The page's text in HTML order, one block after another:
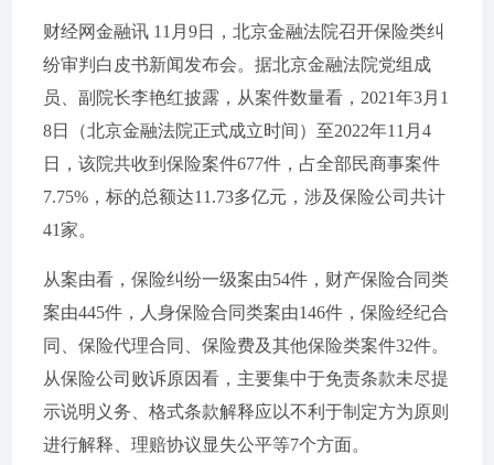
财经网金融讯 11月9日，北京金融法院召开保险类纠
纷审判白皮书新闻发布会。据北京金融法院党组成
员、副院长李艳红披露，从案件数量看，2021年3月1
8日（北京金融法院正式成立时间）至2022年11月4
日，该院共收到保险案件677件，占全部民商事案件
7.75%，标的总额达11.73多亿元，涉及保险公司共计
41家。
从案由看，保险纠纷一级案由54件，财产保险合同类
案由445件，人身保险合同类案由146件，保险经纪合
同、保险代理合同、保险费及其他保险类案件32件。
从保险公司败诉原因看，主要集中于免责条款未尽提
示说明义务、格式条款解释应以不利于制定方为原则
进行解释、理赔协议显失公平等7个方面。